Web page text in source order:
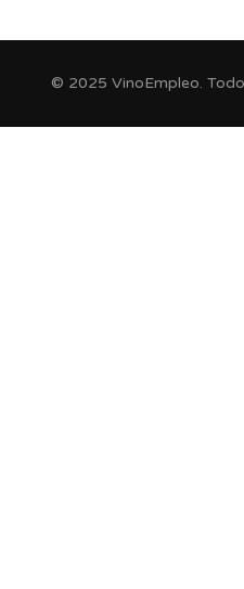
© 2025 VinoEmpleo.